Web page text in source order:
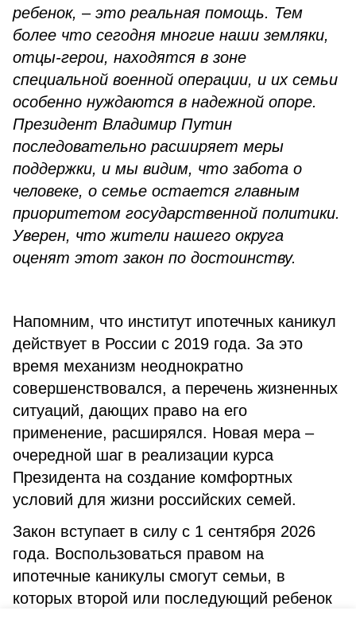
ребенок, –это реальная помощь. Тем
более что сегодня многие наши земляки,
отцы-герои, находятся в зоне
специальной военной операции, и их семьи
особенно нуждаются в надежной опоре.
Президент Владимир Путин
последовательно расширяет меры
поддержки, и мы видим, что забота о
человеке, о семье остается главным
приоритетом государственной политики.
Уверен, что жители нашего округа
оценят этот закон по достоинству.
Напомним, что институт ипотечных каникул
действует в России с 2019 года. За это
время механизм неоднократно
совершенствовался, а перечень жизненных
ситуаций, дающих право на его
применение, расширялся. Новая мера –
очередной шаг в реализации курса
Президента на создание комфортных
условий для жизни российских семей.
Закон вступает в силу с 1 сентября 2026
года. Воспользоваться правом на
ипотечные каникулы смогут семьи, в
которых второй или последующий ребенок